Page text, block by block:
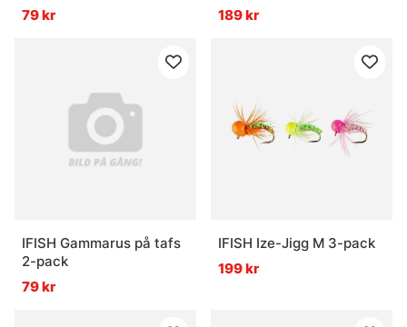
79 kr
189 kr
IFISH Gammarus på tafs
2-pack
79 kr
IFISH Ize-Jigg M 3-pack
199 kr